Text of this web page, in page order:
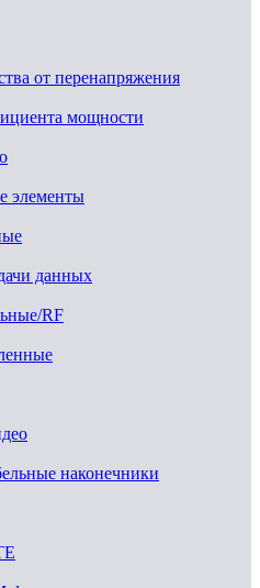
от перенапряжения
мощности
элементы
данных
RF
наконечники